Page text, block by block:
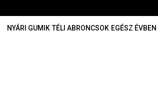
NYÁRI GUMIK·TÉLI ABRONCSOK·EGÉSZ ÉVBEN·